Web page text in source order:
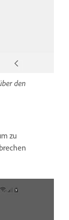
den
zu